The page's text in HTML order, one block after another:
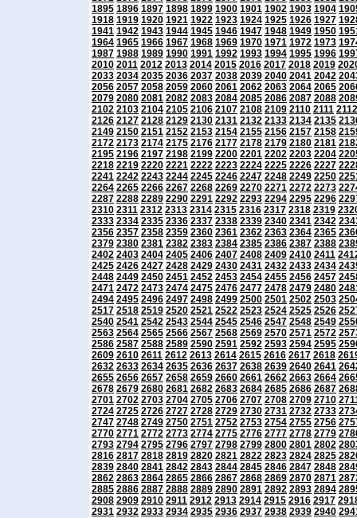
1895 1896 1897 1898 1899 1900 1901 1902 1903 1904
1918 1919 1920 1921 1922 1923 1924 1925 1926 1927
1941 1942 1943 1944 1945 1946 1947 1948 1949 1950
1964 1965 1966 1967 1968 1969 1970 1971 1972 1973
1987 1988 1989 1990 1991 1992 1993 1994 1995 1996
2010 2011 2012 2013 2014 2015 2016 2017 2018 2019
2033 2034 2035 2036 2037 2038 2039 2040 2041 2042
2056 2057 2058 2059 2060 2061 2062 2063 2064 2065
2079 2080 2081 2082 2083 2084 2085 2086 2087 2088
2102 2103 2104 2105 2106 2107 2108 2109 2110 2111 2112
2126 2127 2128 2129 2130 2131 2132 2133 2134 2135
2149 2150 2151 2152 2153 2154 2155 2156 2157 2158
2172 2173 2174 2175 2176 2177 2178 2179 2180 2181
2195 2196 2197 2198 2199 2200 2201 2202 2203 2204
2218 2219 2220 2221 2222 2223 2224 2225 2226 2227
2241 2242 2243 2244 2245 2246 2247 2248 2249 2250
2264 2265 2266 2267 2268 2269 2270 2271 2272 2273
2287 2288 2289 2290 2291 2292 2293 2294 2295 2296
2310 2311 2312 2313 2314 2315 2316 2317 2318 2319
2333 2334 2335 2336 2337 2338 2339 2340 2341 2342
2356 2357 2358 2359 2360 2361 2362 2363 2364 2365
2379 2380 2381 2382 2383 2384 2385 2386 2387 2388
2402 2403 2404 2405 2406 2407 2408 2409 2410 2411
2425 2426 2427 2428 2429 2430 2431 2432 2433 2434
2448 2449 2450 2451 2452 2453 2454 2455 2456 2457
2471 2472 2473 2474 2475 2476 2477 2478 2479 2480
2494 2495 2496 2497 2498 2499 2500 2501 2502 2503
2517 2518 2519 2520 2521 2522 2523 2524 2525 2526
2540 2541 2542 2543 2544 2545 2546 2547 2548 2549
2563 2564 2565 2566 2567 2568 2569 2570 2571 2572
2586 2587 2588 2589 2590 2591 2592 2593 2594 2595
2609 2610 2611 2612 2613 2614 2615 2616 2617 2618
2632 2633 2634 2635 2636 2637 2638 2639 2640 2641
2655 2656 2657 2658 2659 2660 2661 2662 2663 2664
2678 2679 2680 2681 2682 2683 2684 2685 2686 2687
2701 2702 2703 2704 2705 2706 2707 2708 2709 2710
2724 2725 2726 2727 2728 2729 2730 2731 2732 2733
2747 2748 2749 2750 2751 2752 2753 2754 2755 2756
2770 2771 2772 2773 2774 2775 2776 2777 2778 2779
2793 2794 2795 2796 2797 2798 2799 2800 2801 2802
2816 2817 2818 2819 2820 2821 2822 2823 2824 2825
2839 2840 2841 2842 2843 2844 2845 2846 2847 2848
2862 2863 2864 2865 2866 2867 2868 2869 2870 2871
2885 2886 2887 2888 2889 2890 2891 2892 2893 2894
2908 2909 2910 2911 2912 2913 2914 2915 2916 2917
2931 2932 2933 2934 2935 2936 2937 2938 2939 2940